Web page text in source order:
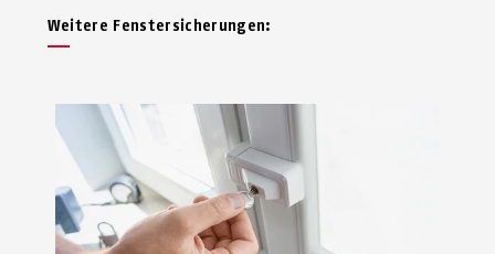
Weitere Fenstersicherungen: